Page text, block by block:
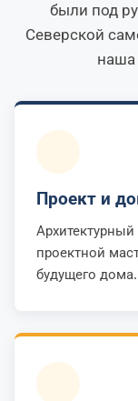
были под
Северской
наша
Проект и
проектной
будущего дома.